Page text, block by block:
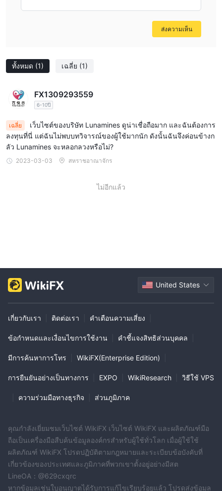
ทั้งหมด (1) เฉลี่ย (1)
FX1309293559
6-10ปี
เฉลี่ย
เว็บไซต์ของบริษัท Lunamines ดูน่าเชื่อถือมาก และฉันต้องการ
ลงทุนที่นี่ แต่ฉันไม่พบบทวิจารณ์ของผู้ใช้มากนัก ดังนั้นฉันจึงค่อนข้างก
ลัว Lunamines จะหลอกลวงหรือไม่?
2023-03-03 สหราชอาณาจักร
ไม่อีกแล้ว
ส่งความเห็น
United States
เกี่ยวกับเรา ติดต่อเรา คำเตือนความเสี่ยง
ข้อกำหนดและเงื่อนไขการใช้งาน คำชี้แจงสิทธิส่วนบุคคล
มีการค้นหาการโทร WikiFX(Enterprise Edition)
การยืนยันอย่างเป็นทางการ EXPO WikiResearch วิธีใช้ VPS
ความร่วมมือทางธุรกิจ ส่วนภูมิภาค
คุณกำลังเยี่ยมชมเว็บไซต์ WikiFX เว็บไซต์ WikiFX และผลิตภัณฑ์มือ
ถือเป็นเครื่องมือสืบค้นข้อมูลองค์กรสำหรับผู้ใช้ทั่วโลก เมื่อผู้ใช้ใช้
ผลิตภัณฑ์ WikiFX โปรดปฏิบัติตามกฎหมายและระเบียบข้อบังคับที่
เกี่ยวข้องของประเทศและภูมิภาคที่พวกเขาตั้งอยู่อย่างมีสต
LineOA：@629cxqrc
หากข้อมูลเช่นใบอนุญาตได้รับการแก้ไขเรียบร้อยแล้ว โปรดส่งข้อมูล